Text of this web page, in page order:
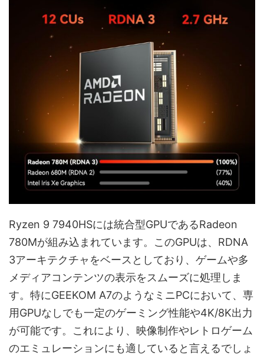
Ryzen 9 7940HSには統合型GPUであるRadeon
780Mが組み込まれています。このGPUは、RDNA
3アーキテクチャをベースとしており、ゲームや多
メディアコンテンツの表示をスムーズに処理しま
す。特にGEEKOM A7のようなミニPCにおいて、専
用GPUなしでも一定のゲーミング性能や4K/8K出力
が可能です。これにより、映像制作やレトロゲーム
のエミュレーションにも適していると言えるでしょ